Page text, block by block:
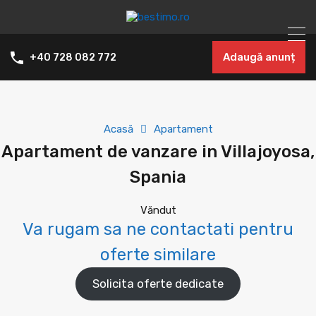
+40 728 082 772 Adaugă anunț
Acasă Apartament
Apartament de vanzare in Villajoyosa,
Spania
Văndut
Va rugam sa ne contactati pentru
oferte similare
Solicita oferte dedicate